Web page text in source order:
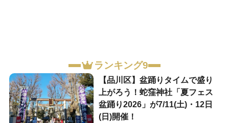
ランキング9
【品川区】盆踊りタイムで盛り
上がろう！蛇窪神社「夏フェス
盆踊り2026」が7/11(土)・12日
(日)開催！